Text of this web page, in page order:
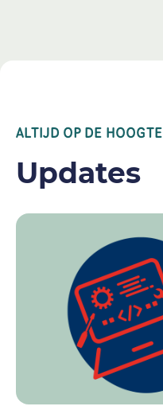
ALTIJD OP DE HOOGTE
Updates